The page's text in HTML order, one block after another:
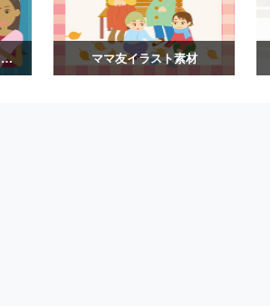
日本滞在の外国人イラスト素材 ママ友イラスト素材